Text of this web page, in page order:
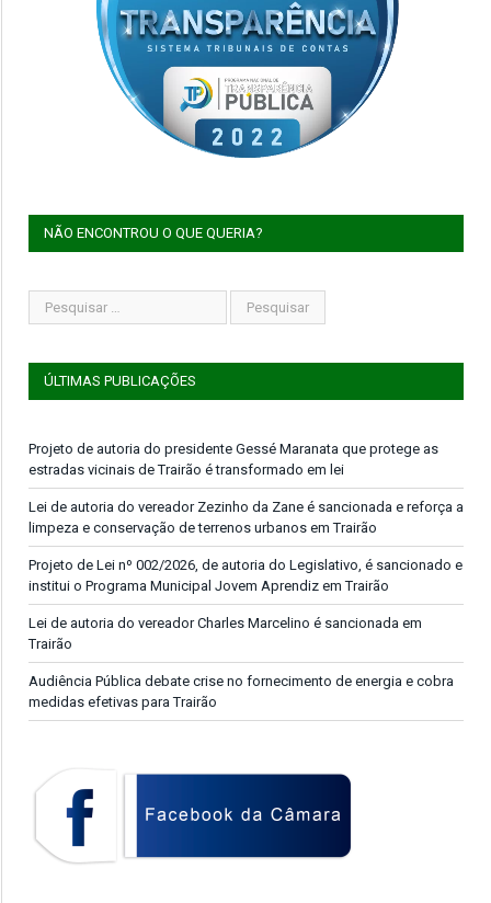
NÃO ENCONTROU O QUE QUERIA?
ÚLTIMAS PUBLICAÇÕES
Projeto de autoria do presidente Gessé Maranata que protege as
estradas vicinais de Trairão é transformado em lei
Lei de autoria do vereador Zezinho da Zane é sancionada e reforça a
limpeza e conservação de terrenos urbanos em Trairão
Projeto de Lei nº 002/2026, de autoria do Legislativo, é sancionado e
institui o Programa Municipal Jovem Aprendiz em Trairão
Lei de autoria do vereador Charles Marcelino é sancionada em
Trairão
Audiência Pública debate crise no fornecimento de energia e cobra
medidas efetivas para Trairão